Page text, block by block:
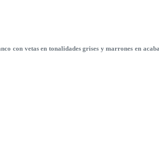
con vetas en tonalidades grises y marrones en